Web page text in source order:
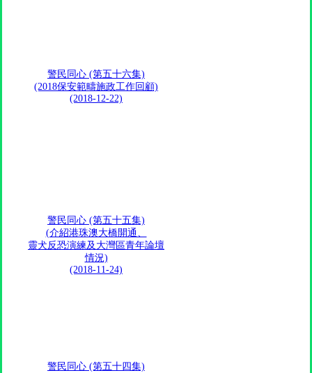
警民同心 (第五十六集)
(2018保安範疇施政工作回顧)
(2018-12-22)
警民同心 (第五十五集)
(介紹港珠澳大橋開通、
靈犬反恐演練及大灣區青年論壇
情況)
(2018-11-24)
警民同心 (第五十四集)